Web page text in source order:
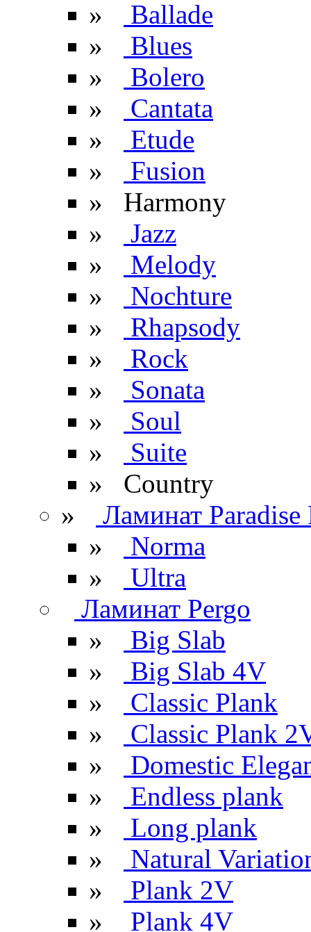
»
Ballade
»
Blues
»
Bolero
»
Cantata
»
Etude
»
Fusion
» Harmony
»
Jazz
»
Melody
»
Nochture
»
Rhapsody
»
Rock
»
Sonata
»
Soul
»
Suite
» Сountry
»
Ламинат Paradise
»
Norma
»
Ultra
Ламинат Pergo
»
Big Slab
»
Big Slab 4V
»
Classic Plank
»
Classic Plank
»
Domestic
»
Endless plank
»
Long plank
»
Natural
»
Plank 2V
»
Plank 4V